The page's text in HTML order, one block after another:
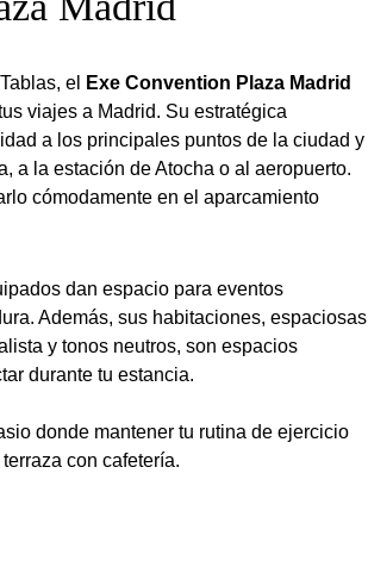
el
Exe Convention Plaza Madrid
viajes a Madrid. Su estratégica
a los principales puntos de la ciudad y
a la estación de Atocha o al aeropuerto.
cómodamente en el aparcamiento
dan espacio para eventos
Además, sus habitaciones, espaciosas
y tonos neutros, son espacios
durante tu estancia.
donde mantener tu rutina de ejercicio
con cafetería.